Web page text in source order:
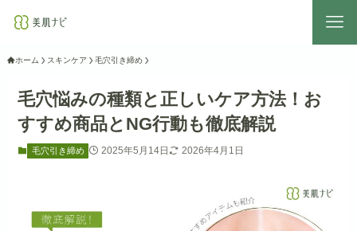
ホーム スキンケア 毛穴引き締め
毛穴悩みの種類と正しいケア方法！お
すすめ商品とNG行動も徹底解説
毛穴引き締め 2025年5月14日 2026年4月1日